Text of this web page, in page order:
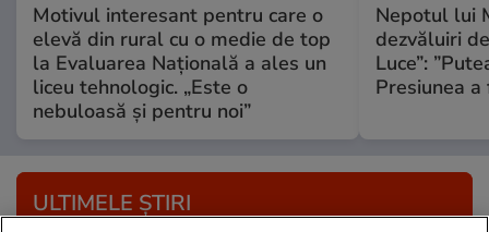
Motivul interesant pentru care o
elevă din rural cu o medie de top
la Evaluarea Națională a ales un
liceu tehnologic. „Este o
nebuloasă și pentru noi”
Nepotul lui
dezvăluiri
Luce”:
Presiunea
ULTIMELE ȘTIRI